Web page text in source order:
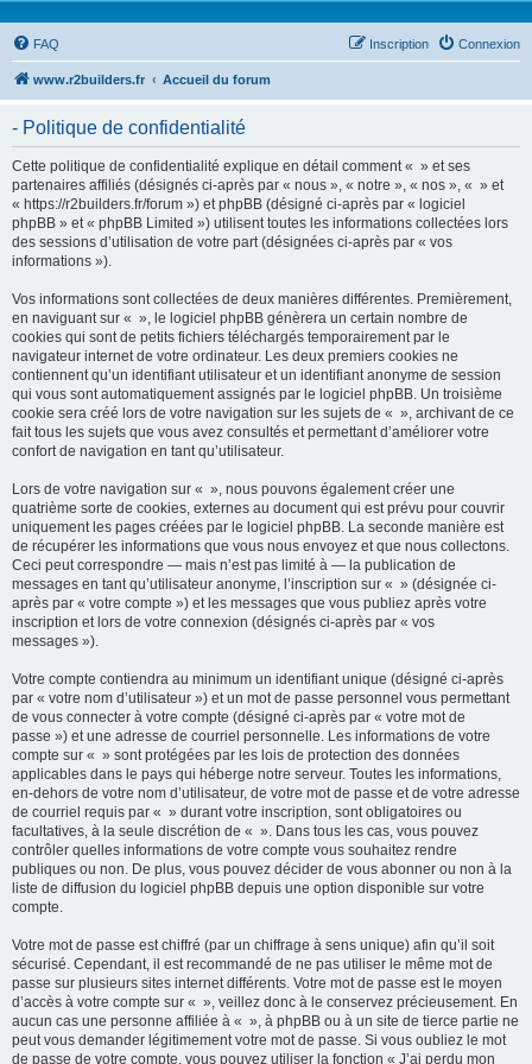
FAQ Connexion
Inscription
www.r2builders.fr Accueil du forum
- Politique de confidentialité
Cette politique de confidentialité explique en détail comment « » et ses
partenaires affiliés (désignés ci-après par « nous », « notre », « nos », « » et
« https://r2builders.fr/forum ») et phpBB (désigné ci-après par « logiciel
phpBB » et « phpBB Limited ») utilisent toutes les informations collectées lors
des sessions d’utilisation de votre part (désignées ci-après par « vos
informations »).
Vos informations sont collectées de deux manières différentes. Premièrement,
en naviguant sur « », le logiciel phpBB génèrera un certain nombre de
cookies qui sont de petits fichiers téléchargés temporairement par le
navigateur internet de votre ordinateur. Les deux premiers cookies ne
contiennent qu’un identifiant utilisateur et un identifiant anonyme de session
qui vous sont automatiquement assignés par le logiciel phpBB. Un troisième
cookie sera créé lors de votre navigation sur les sujets de « », archivant de ce
fait tous les sujets que vous avez consultés et permettant d’améliorer votre
confort de navigation en tant qu’utilisateur.
Lors de votre navigation sur « », nous pouvons également créer une
quatrième sorte de cookies, externes au document qui est prévu pour couvrir
uniquement les pages créées par le logiciel phpBB. La seconde manière est
de récupérer les informations que vous nous envoyez et que nous collectons.
Ceci peut correspondre — mais n’est pas limité à — la publication de
messages en tant qu’utilisateur anonyme, l’inscription sur « » (désignée ci-
après par « votre compte ») et les messages que vous publiez après votre
inscription et lors de votre connexion (désignés ci-après par « vos
messages »).
Votre compte contiendra au minimum un identifiant unique (désigné ci-après
par « votre nom d’utilisateur ») et un mot de passe personnel vous permettant
de vous connecter à votre compte (désigné ci-après par « votre mot de
passe ») et une adresse de courriel personnelle. Les informations de votre
compte sur « » sont protégées par les lois de protection des données
applicables dans le pays qui héberge notre serveur. Toutes les informations,
en-dehors de votre nom d’utilisateur, de votre mot de passe et de votre adresse
de courriel requis par « » durant votre inscription, sont obligatoires ou
facultatives, à la seule discrétion de « ». Dans tous les cas, vous pouvez
contrôler quelles informations de votre compte vous souhaitez rendre
publiques ou non. De plus, vous pouvez décider de vous abonner ou non à la
liste de diffusion du logiciel phpBB depuis une option disponible sur votre
compte.
Votre mot de passe est chiffré (par un chiffrage à sens unique) afin qu’il soit
sécurisé. Cependant, il est recommandé de ne pas utiliser le même mot de
passe sur plusieurs sites internet différents. Votre mot de passe est le moyen
d’accès à votre compte sur « », veillez donc à le conservez précieusement. En
aucun cas une personne affiliée à « », à phpBB ou à un site de tierce partie ne
peut vous demander légitimement votre mot de passe. Si vous oubliez le mot
de passe de votre compte, vous pouvez utiliser la fonction « J’ai perdu mon